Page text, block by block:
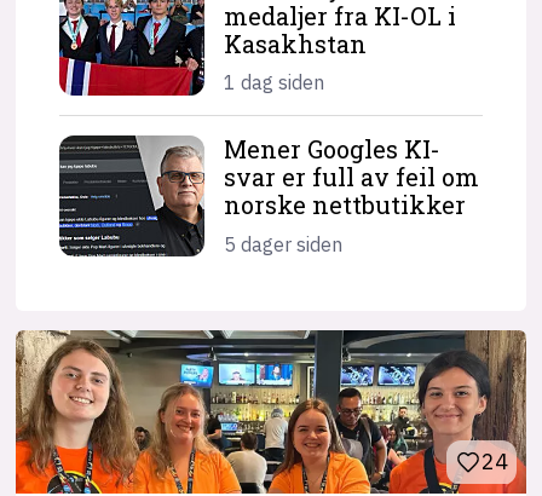
medaljer fra KI-OL i
Kasakhstan
1 dag siden
Mener Googles KI-
svar er full av feil om
norske nettbutikker
5 dager siden
24